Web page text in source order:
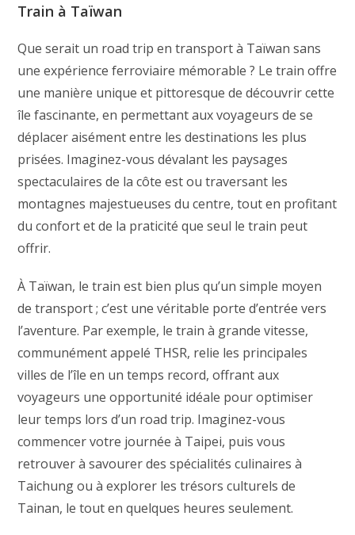
Train à Taïwan
Que serait un road trip en transport à Taïwan sans
une expérience ferroviaire mémorable ? Le train offre
une manière unique et pittoresque de découvrir cette
île fascinante, en permettant aux voyageurs de se
déplacer aisément entre les destinations les plus
prisées. Imaginez-vous dévalant les paysages
spectaculaires de la côte est ou traversant les
montagnes majestueuses du centre, tout en profitant
du confort et de la praticité que seul le train peut
offrir.
À Taïwan, le train est bien plus qu’un simple moyen
de transport ; c’est une véritable porte d’entrée vers
l’aventure. Par exemple, le train à grande vitesse,
communément appelé THSR, relie les principales
villes de l’île en un temps record, offrant aux
voyageurs une opportunité idéale pour optimiser
leur temps lors d’un road trip. Imaginez-vous
commencer votre journée à Taipei, puis vous
retrouver à savourer des spécialités culinaires à
Taichung ou à explorer les trésors culturels de
Tainan, le tout en quelques heures seulement.